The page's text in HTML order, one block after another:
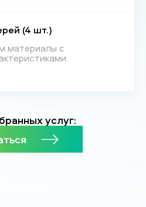
(4 шт.)
материалы с
услуг: